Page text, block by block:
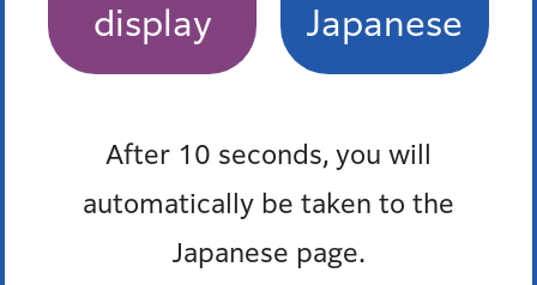
display
Japanese
After 10 seconds, you will
automatically be taken to the
Japanese page.